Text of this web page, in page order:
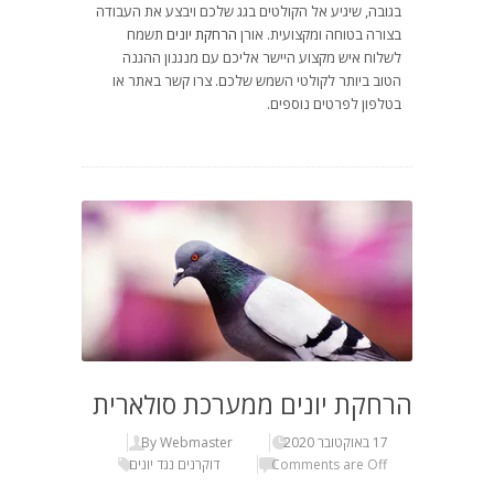
בגובה, שיגיע אל הקולטים בגג שלכם ויבצע את העבודה
בצורה בטוחה ומקצועית. אורן הרחקת יונים תשמח
לשלוח איש מקצוע היישר אליכם עם מנגנון ההגנה
הטוב ביותר לקולטי השמש שלכם. צרו קשר באתר או
בטלפון לפרטים נוספים.
הרחקת יונים ממערכת סולארית
17 באוקטובר 2020
By Webmaster
Comments are Off
דוקרנים נגד יונים